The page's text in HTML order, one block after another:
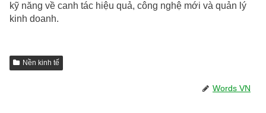
kỹ năng về canh tác hiệu quả, công nghệ mới và quản lý
kinh doanh.
Nền kinh tế
Words VN